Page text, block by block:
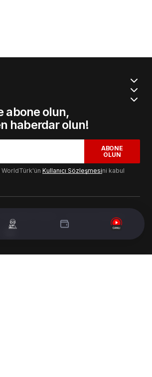
abone olun,
haberdar olun!
ABONE
OLUN
Kullanıcı Sözleşmesini kabul
Hakları Saklıdır. - Tasarım & Geliştirme :